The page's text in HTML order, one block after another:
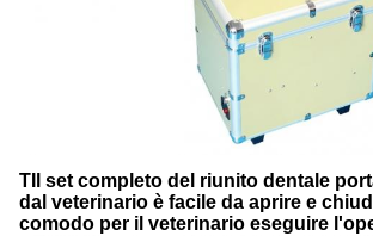
T Il set completo del riunito dentale
dal veterinario è facile da aprire e
comodo per il veterinario eseguire